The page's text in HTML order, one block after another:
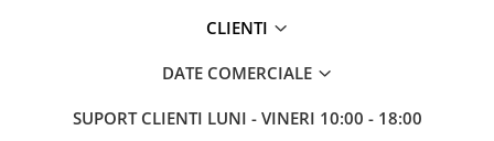
CLIENTI
DATE COMERCIALE
SUPORT CLIENTI LUNI - VINERI 10:00 - 18:00